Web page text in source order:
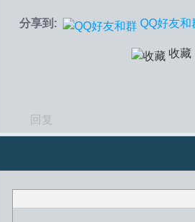
分享到: QQ好友和
收藏
回复